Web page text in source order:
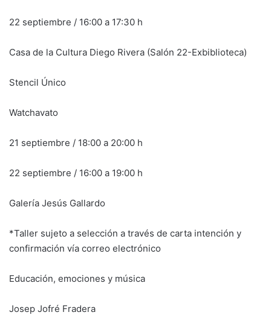
22 septiembre / 16:00 a 17:30 h
Casa de la Cultura Diego Rivera (Salón 22-Exbiblioteca)
Stencil Único
Watchavato
21 septiembre / 18:00 a 20:00 h
22 septiembre / 16:00 a 19:00 h
Galería Jesús Gallardo
*Taller sujeto a selección a través de carta intención y
confirmación vía correo electrónico
Educación, emociones y música
Josep Jofré Fradera